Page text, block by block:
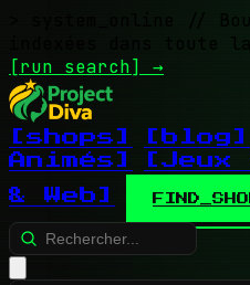
//
indexées dans toute la
[run search] →
[shops] [blog]
Animés]
[Jeux
& Web]